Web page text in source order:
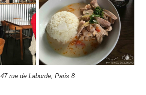
47 rue de Laborde, Paris 8